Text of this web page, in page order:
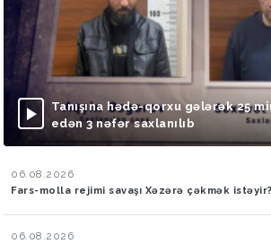
Tanışına hədə-qorxu gələrək 25
edən 3 nəfər saxlanılıb
06.08.2026
Fars-molla rejimi savaşı Xəzərə çəkmək istəyir?
06.08.2026